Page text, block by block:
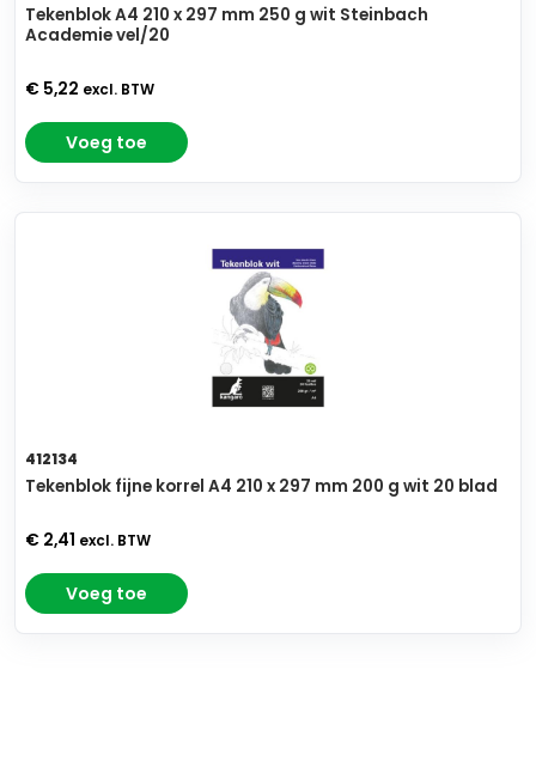
Tekenblok A4 210 x 297 mm 250 g wit Steinbach
Academie vel/20
€ 5,22 excl. BTW
Voeg toe
412134
Tekenblok fijne korrel A4 210 x 297 mm 200 g wit 20 blad
€ 2,41 excl. BTW
Voeg toe